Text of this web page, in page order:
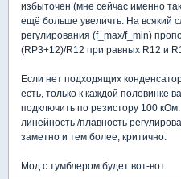
избыточен (мне сейчас именно
ещё больше увеличть. На всякий
регулирования (f_max/f_min)
(RP3+12)/R12 при равных R12 и
Если нет подходящих
есть, только к каждой половинке
подключить по резистору 100
линейность /плавность
заметно и тем более, критично.
Мод с тумблером будет вот-вот.